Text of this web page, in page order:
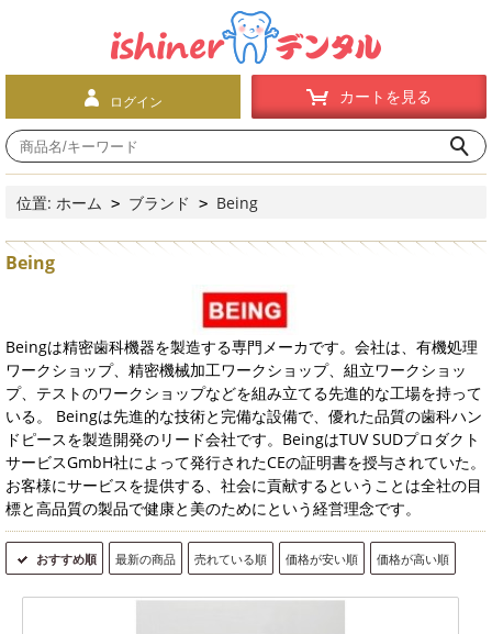
ログイン カートを見る
位置: ホーム > ブランド > Being
Being
Beingは精密歯科機器を製造する専門メーカです。会社は、有機処理
ワークショップ、精密機械加工ワークショップ、組立ワークショッ
プ、テストのワークショップなどを組み立てる先進的な工場を持って
いる。 Beingは先進的な技術と完備な設備で、優れた品質の歯科ハン
ドピースを製造開発のリード会社です。BeingはTUV SUDプロダクト
サービスGmbH社によって発行されたCEの証明書を授与されていた。
お客様にサービスを提供する、社会に貢献するということは全社の目
標と高品質の製品で健康と美のためにという経営理念です。
おすすめ順 最新の商品 売れている順 価格が安い順 価格が高い順